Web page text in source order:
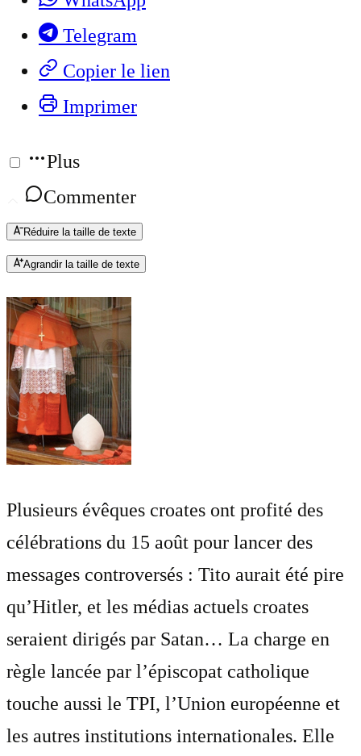
Telegram
Copier le lien
Imprimer
Plus
Commenter
Réduire la taille de texte
Agrandir la taille de texte
Plusieurs évêques croates ont profité des
célébrations du 15 août pour lancer des
messages controversés : Tito aurait été pire
qu’Hitler, et les médias actuels croates
seraient dirigés par Satan… La charge en
règle lancée par l’épiscopat catholique
touche aussi le TPI, l’Union européenne et
les autres institutions internationales. Elle